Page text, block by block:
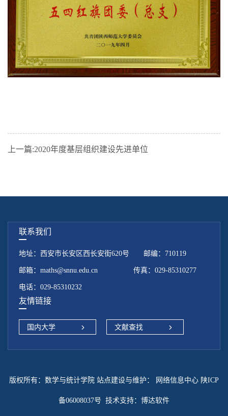
上一篇:2020年度基层组织建设先进单位
联系我们
地址：西安市长安区西长安街620号 邮编：710119
邮箱：maths@snnu.edu.cn 传真：029-85310277
电话：029-85310232
友情链接
国内大学 文献查找
版权所有：数学与统计学院 站点建设与维护： 网络信息中心 陕ICP
备06008037号 技术支持： 博达软件